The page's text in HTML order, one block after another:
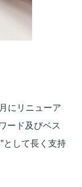
にリニューア
ード及びベス
として長く支持